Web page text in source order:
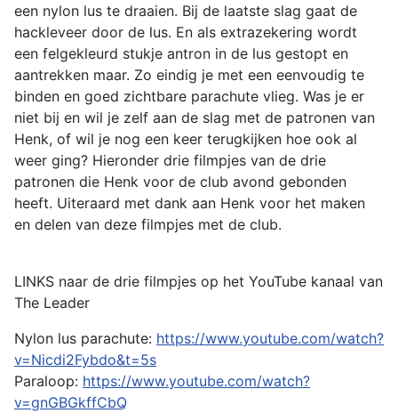
een nylon lus te draaien. Bij de laatste slag gaat de
hackleveer door de lus. En als extrazekering wordt
een felgekleurd stukje antron in de lus gestopt en
aantrekken maar. Zo eindig je met een eenvoudig te
binden en goed zichtbare parachute vlieg. Was je er
niet bij en wil je zelf aan de slag met de patronen van
Henk, of wil je nog een keer terugkijken hoe ook al
weer ging? Hieronder drie filmpjes van de drie
patronen die Henk voor de club avond gebonden
heeft. Uiteraard met dank aan Henk voor het maken
en delen van deze filmpjes met de club.
LINKS naar de drie filmpjes op het YouTube kanaal van
The Leader
Nylon lus parachute: https://www.youtube.com/watch?
v=Nicdi2Fybdo&t=5s
Paraloop: https://www.youtube.com/watch?
v=gnGBGkffCbQ